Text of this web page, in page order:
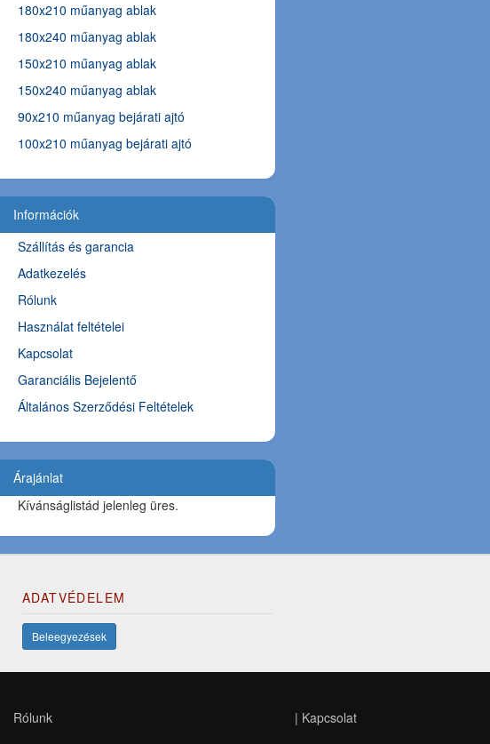
180x210 műanyag ablak
180x240 műanyag ablak
150x210 műanyag ablak
150x240 műanyag ablak
90x210 műanyag bejárati ajtó
100x210 műanyag bejárati ajtó
Információk
Szállítás és garancia
Adatkezelés
Rólunk
Használat feltételei
Kapcsolat
Garanciális Bejelentő
Általános Szerződési Feltételek
Árajánlat
Kívánságlistád jelenleg üres.
ADATVÉDELEM
Beleegyezések
Rólunk | Kapcsolat